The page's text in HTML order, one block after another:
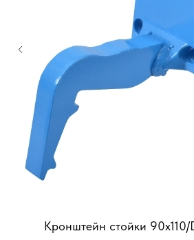
Кронштейн стойки